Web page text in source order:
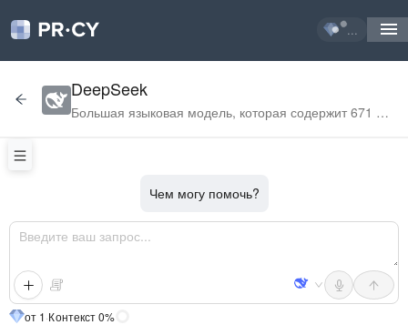
...
DeepSeek
Большая языковая модель, которая содержит 671
Чем могу помочь?
от 1·Контекст 0%